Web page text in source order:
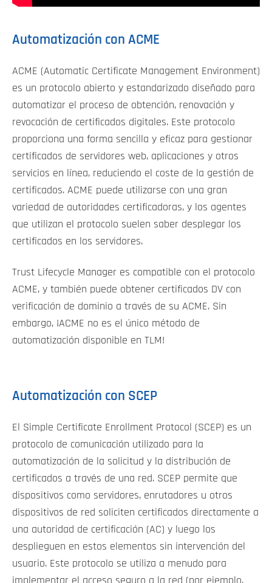
Automatización con ACME
ACME (Automatic Certificate Management Environment)
es un protocolo abierto y estandarizado diseñado para
automatizar el proceso de obtención, renovación y
revocación de certificados digitales. Este protocolo
proporciona una forma sencilla y eficaz para gestionar
certificados de servidores web, aplicaciones y otros
servicios en línea, reduciendo el coste de la gestión de
certificados. ACME puede utilizarse con una gran
variedad de autoridades certificadoras, y los agentes
que utilizan el protocolo suelen saber desplegar los
certificados en los servidores.
Trust Lifecycle Manager es compatible con el protocolo
ACME, y también puede obtener certificados DV con
verificación de dominio a través de su ACME. Sin
embargo, ¡ACME no es el único método de
automatización disponible en TLM!
Automatización con SCEP
El Simple Certificate Enrollment Protocol (SCEP) es un
protocolo de comunicación utilizado para la
automatización de la solicitud y la distribución de
certificados a través de una red. SCEP permite que
dispositivos como servidores, enrutadores u otros
dispositivos de red soliciten certificados directamente a
una autoridad de certificación (AC) y luego los
desplieguen en estos elementos sin intervención del
usuario. Este protocolo se utiliza a menudo para
implementar el acceso seguro a la red (por ejemplo,